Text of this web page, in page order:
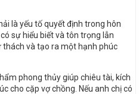
là yếu tố quyết định trong hôn
sự hiểu biết và tôn trọng lẫn
và tạo ra một hạnh phúc
phong thủy giúp chiêu tài, kích
cho cặp vợ chồng. Nếu anh chị có